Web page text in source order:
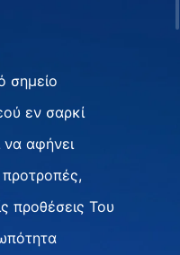
σημείο
εν σαρκί
να αφήνει
προτροπές,
προθέσεις Του